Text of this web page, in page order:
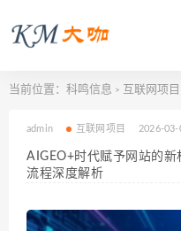
当前位置： 科鸣信息 > 互联网项目
admin 互联网项目 2026-03-
AIGEO+时代赋予网站的
流程深度解析